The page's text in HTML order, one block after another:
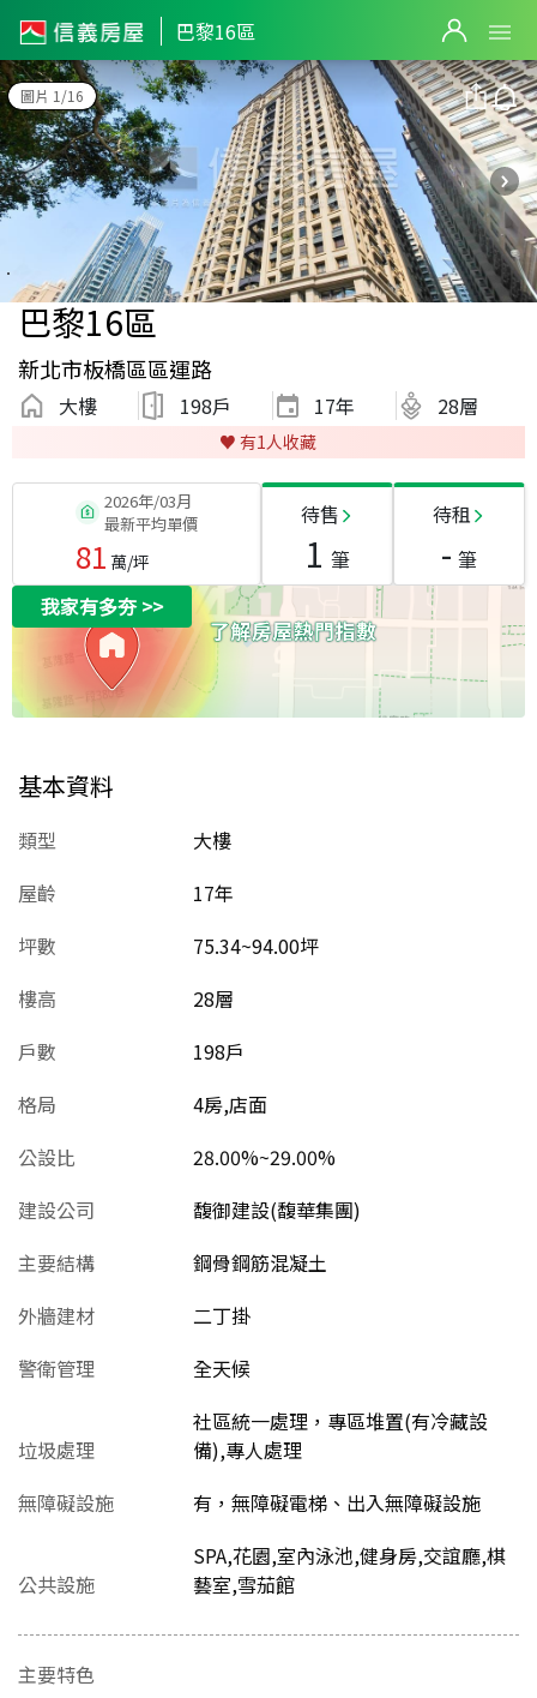
巴黎16區
圖片 1/16
巴黎16區
新北市板橋區區運路
大樓 198戶 17年 28層
♥️ 有1 人收藏
2026年/03月
最新平均單價
81 萬/坪
待售
1 筆
待租
- 筆
我家有多夯>>
基本資料
類型
大樓
屋齡
17年
坪數
75.34~94.00坪
樓高
28層
戶數
198戶
格局
4房,店面
公設比
28.00%~29.00%
建設公司
馥御建設(馥華集團)
主要結構
鋼骨鋼筋混凝土
外牆建材
二丁掛
警衛管理
全天候
垃圾處理
社區統一處理，專區堆置(有冷藏設
備),專人處理
無障礙設施
有，無障礙電梯、出入無障礙設施
公共設施
SPA,花園,室內泳池,健身房,交誼廳,棋
藝室,雪茄館
主要特色